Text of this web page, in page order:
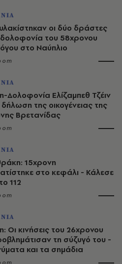
οι δύο δράστες
δολοφονία του 58χρονου
στο Ναύπλιο
Δολοφονία Ελίζαμπεθ Τζέιν
της οικογένειας της
Βρετανίδας
15χρονη
στο κεφάλι - Κάλεσε
112
Οι κινήσεις του 26χρονου
τη σύζυγό του -
και τα σημάδια